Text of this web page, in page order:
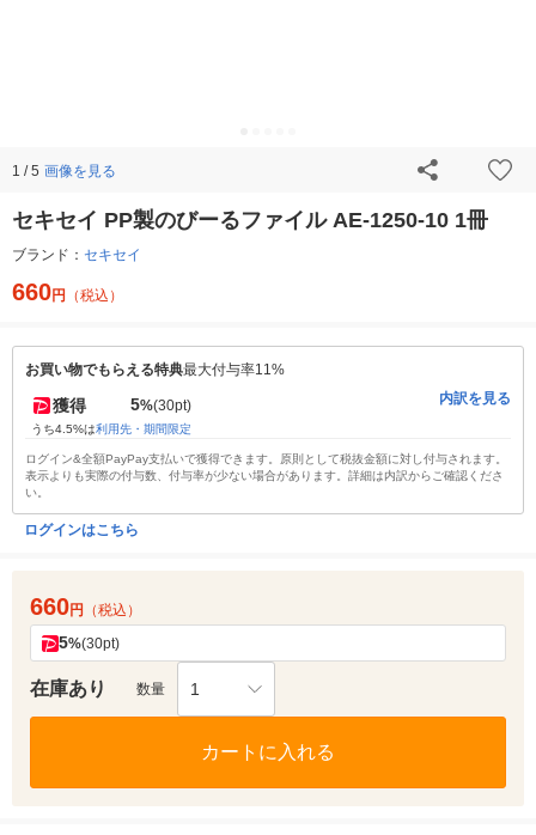
1 / 5 画像を見る
セキセイ PP製のびーるファイル AE-1250-10 1冊
ブランド： セキセイ
660円 （税込）
お買い物でもらえる特典最大付与率11%
獲得 5%(30pt)
うち4.5%は利用先・期間限定
内訳を見る
ログイン&全額PayPay支払いで獲得できます。原則として税抜金額に対し付与されます。
表示よりも実際の付与数、付与率が少ない場合があります。詳細は内訳からご確認くださ
い。
ログインはこちら
660円 （税込）
5%(30pt)
在庫あり 数量 1
カートに入れる